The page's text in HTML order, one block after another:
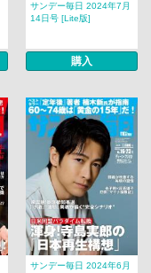
サンデー毎日 2024年7月
14日号 [Lite版]
購入
サンデー毎日 2024年6月